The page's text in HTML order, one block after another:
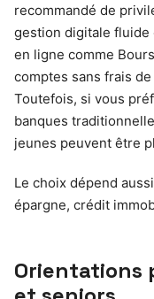
recommandé de
gestion digitale fluide
en ligne comme
comptes sans frais
Toutefois, si vous
banques
jeunes peuvent être
Le choix dépend
épargne, crédit
Orientations